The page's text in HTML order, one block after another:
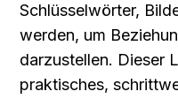
Schlüsselwörter,
werden, um
darzustellen. Dieser
praktisches,